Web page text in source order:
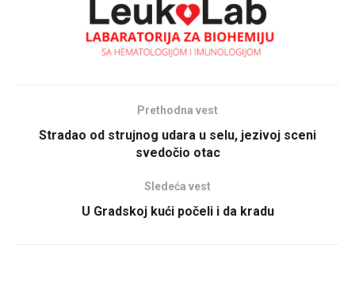
Prethodna vest
Stradao od strujnog udara u selu, jezivoj sceni
svedočio otac
Sledeća vest
U Gradskoj kući počeli i da kradu